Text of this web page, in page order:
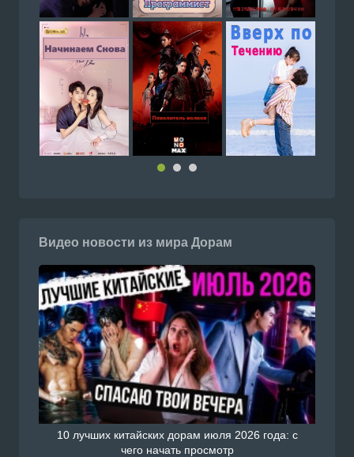
Видео новости из мира Дорам
10 лучших китайских дорам июля 2026 года: с
чего начать просмотр